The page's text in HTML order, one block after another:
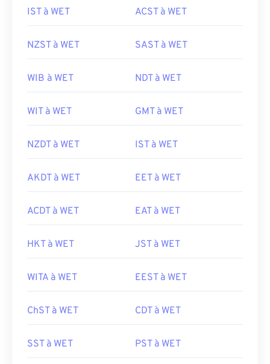
IST à WET ACST à WET
NZST à WET SAST à WET
WIB à WET NDT à WET
WIT à WET GMT à WET
NZDT à WET IST à WET
AKDT à WET EET à WET
ACDT à WET EAT à WET
HKT à WET JST à WET
WITA à WET EEST à WET
ChST à WET CDT à WET
SST à WET PST à WET